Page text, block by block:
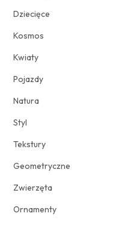
Dziecięce
Kosmos
Kwiaty
Pojazdy
Natura
Styl
Tekstury
Geometryczne
Zwierzęta
Ornamenty